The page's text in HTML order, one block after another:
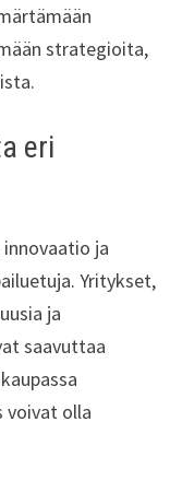
strategioita,
eri
ja
Yritykset,
ja
saavuttaa
voivat olla